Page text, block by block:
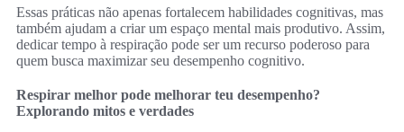
Essas práticas não apenas fortalecem habilidades cognitivas, mas
também ajudam a criar um espaço mental mais produtivo. Assim,
dedicar tempo à respiração pode ser um recurso poderoso para
quem busca maximizar seu desempenho cognitivo.
Respirar melhor pode melhorar teu desempenho?
Explorando mitos e verdades